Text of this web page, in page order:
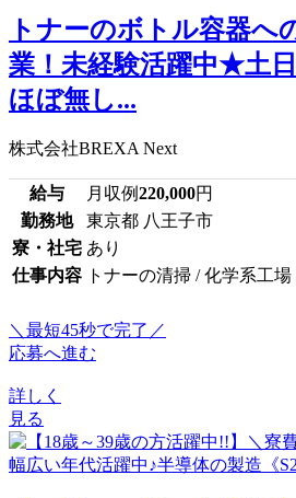
トナーのボトル容器へ
業！未経験活躍中★土
ほぼ無し...
株式会社BREXA Next
給与 月収例220,000円
勤務地
東京都 八王子市
寮・社宅 あり
仕事内容
トナーの清掃 / 化学系工場
＼最短45秒で完了／
応募へ進む
詳しく
見る